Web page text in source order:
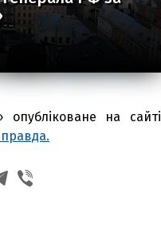
опубліковане на сайті